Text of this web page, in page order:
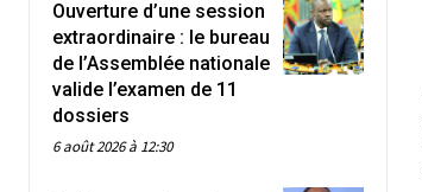
Ouverture d’une session
extraordinaire : le bureau
de l’Assemblée nationale
valide l’examen de 11
dossiers
6 août 2026 à 12:30